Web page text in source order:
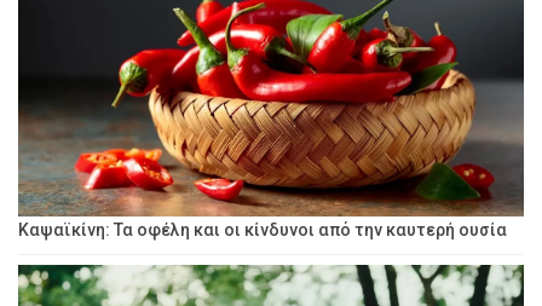
Καψαϊκίνη: Τα οφέλη και οι κίνδυνοι από την καυτερή ουσία